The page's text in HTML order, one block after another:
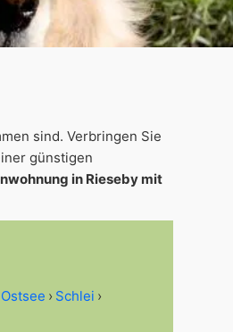
sind. Verbringen Sie
günstigen
in Rieseby mit
Ostsee
Schlei